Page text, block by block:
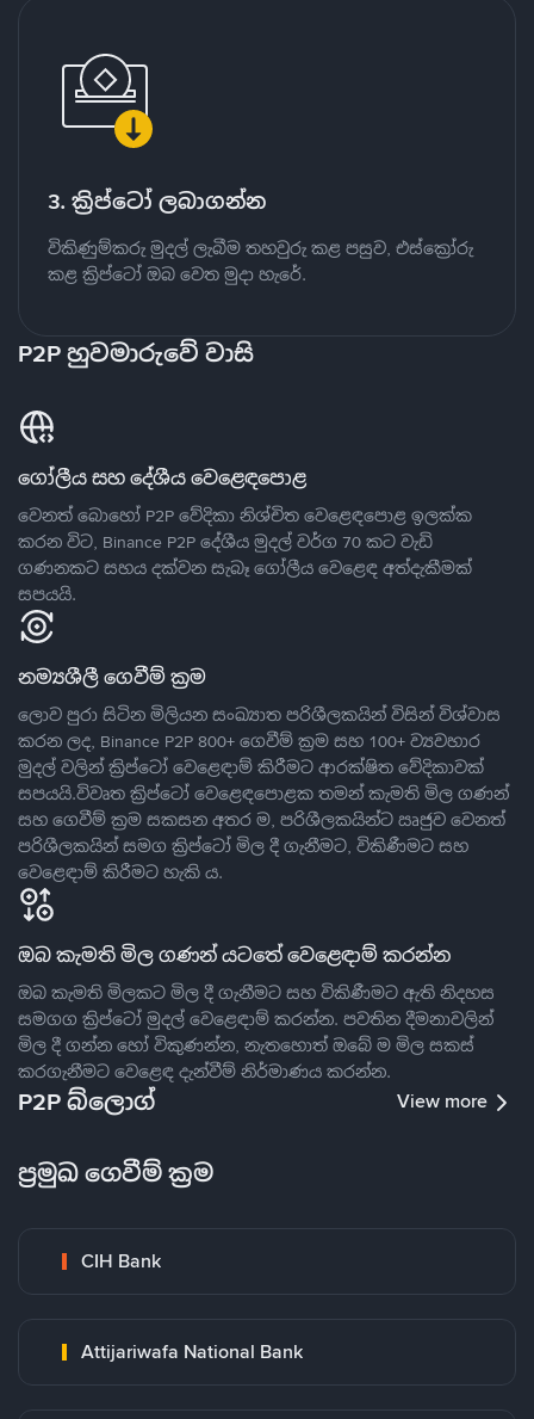
3. ක්‍රිප්ටෝ ලබාගන්න
විකිණුම්කරු මුදල් ලැබීම තහවුරු කළ පසුව, එස්ක්‍රෝරු
කළ ක්‍රිප්ටෝ ඔබ වෙත මුදා හැරේ.
P2P හුවමාරුවේ වාසි
ගෝලීය සහ දේශීය වෙළෙඳපොළ
වෙනත් බොහෝ P2P වේදිකා නිශ්චිත වෙළෙඳපොළ ඉලක්ක
කරන විට, Binance P2P දේශීය මුදල් වර්ග 70 කට වැඩි
ගණනකට සහය දක්වන සැබෑ ගෝලීය වෙළෙඳ අත්දැකීමක්
සපයයි.
නම්‍යශීලී ගෙවීම් ක්‍රම
ලොව පුරා සිටින මිලියන සංඛ්‍යාත පරිශීලකයින් විසින් විශ්වාස
කරන ලද, Binance P2P 800+ ගෙවීම් ක්‍රම සහ 100+ ව්‍යවහාර
මුදල් වලින් ක්‍රිප්ටෝ වෙළෙඳාම් කිරීමට ආරක්ෂිත වේදිකාවක්
සපයයි.විවෘත ක්‍රිප්ටෝ වෙළෙඳපොළක තමන් කැමති මිල ගණන්
සහ ගෙවීම් ක්‍රම සකසන අතර ම, පරිශීලකයින්ට ඍජුව වෙනත්
පරිශීලකයින් සමග ක්‍රිප්ටෝ මිල දී ගැනීමට, විකිණීමට සහ
වෙළෙඳාම් කිරීමට හැකි ය.
ඔබ කැමති මිල ගණන් යටතේ වෙළෙඳාම් කරන්න
ඔබ කැමති මිලකට මිල දී ගැනීමට සහ විකිණීමට ඇති නිදහස
සමගග ක්‍රිප්ටෝ මුදල් වෙළෙඳාම් කරන්න. පවතින දීමනාවලින්
මිල දී ගන්න හෝ විකුණන්න, නැතහොත් ඔබේ ම මිල සකස්
කරගැනීමට වෙළෙඳ දැන්වීම් නිර්මාණය කරන්න.
P2P බ්ලොග් View more
ප්‍රමුඛ ගෙවීම් ක්‍රම
CIH Bank
Attijariwafa National Bank